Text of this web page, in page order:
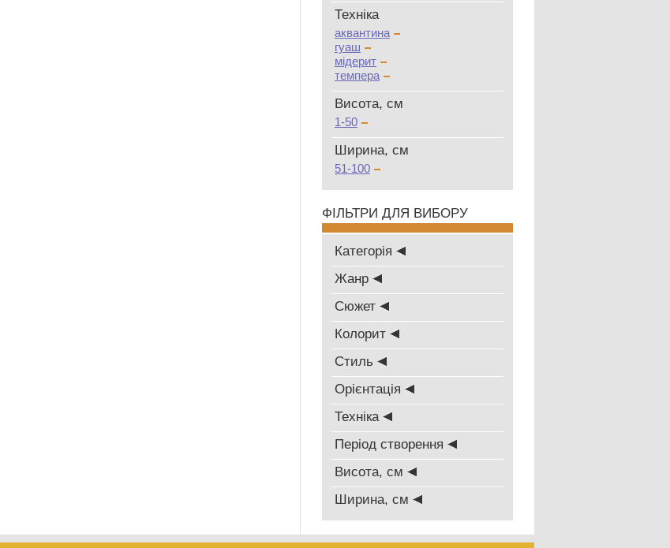
Техніка
аквантина
гуаш
мідерит
темпера
Висота, см
1-50
Ширина, см
51-100
ФІЛЬТРИ ДЛЯ ВИБОРУ
Категорія
Жанр
Сюжет
Колорит
Стиль
Oрієнтація
Техніка
Період створення
Висота, см
Ширина, см